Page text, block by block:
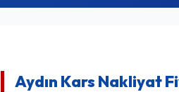
Aydın Kars Nakliyat